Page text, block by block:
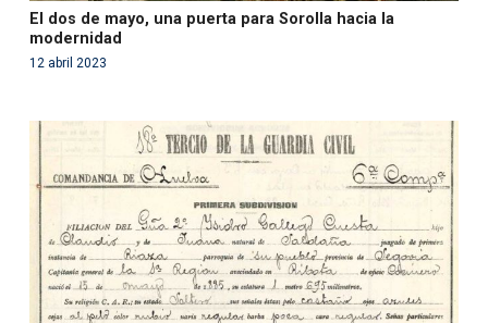
El dos de mayo, una puerta para Sorolla hacia la
modernidad
12 abril 2023
Warning
: Use of undefined constant php - assumed
'php' (this will throw an Error in a future version of PHP)
in
/var/www/acami.es/wp-
content/themes/fundcami/page-publicaciones.php
on line99